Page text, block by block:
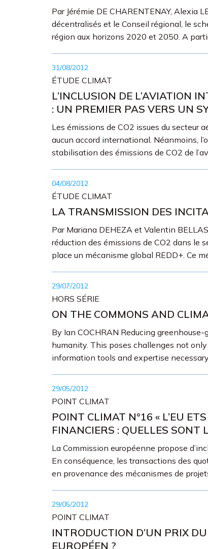
Par Jérémie DE CHARENTENAY, Alexia
décentralisés et le Conseil régional, le
région aux horizons 2020 et 2050. A
31/08/2012
ÉTUDE CLIMAT
L’INCLUSION DE L’AVIATION
: UN PREMIER PAS VERS UN
Les émissions de CO2 issues du
aucun accord international. Néanmoins,
stabilisation des émissions de CO2 de
04/08/2012
ÉTUDE CLIMAT
LA TRANSMISSION DES
Par Mariana DEHEZA et Valentin
réduction des émissions de CO2 dans le
place un mécanisme global REDD+. Ce
29/07/2012
HORS SÉRIE
ON THE COMMONS AND
By Ian COCHRAN Reducing
humanity. This poses challenges not
information tools and expertise
29/05/2012
POINT CLIMAT
POINT CLIMAT N°16 « L’EU
FINANCIERS : QUELLES SONT
La Commission européenne propose
En conséquence, les transactions des
en provenance des mécanismes de
29/05/2012
POINT CLIMAT
INTRODUCTION D’UN PRIX
EUROPÉEN ?